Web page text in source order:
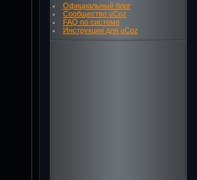
Официальный блог
Сообщество uCoz
FAQ по системе
Инструкции для uCoz